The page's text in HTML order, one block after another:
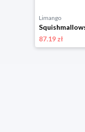
Limango
87.19 zł